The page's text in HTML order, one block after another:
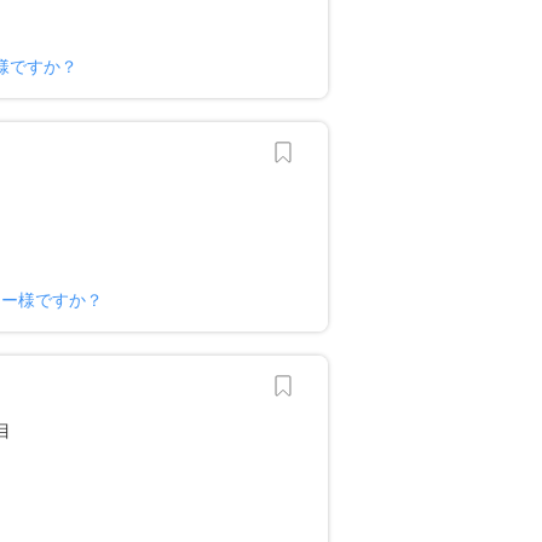
ですか？
様ですか？